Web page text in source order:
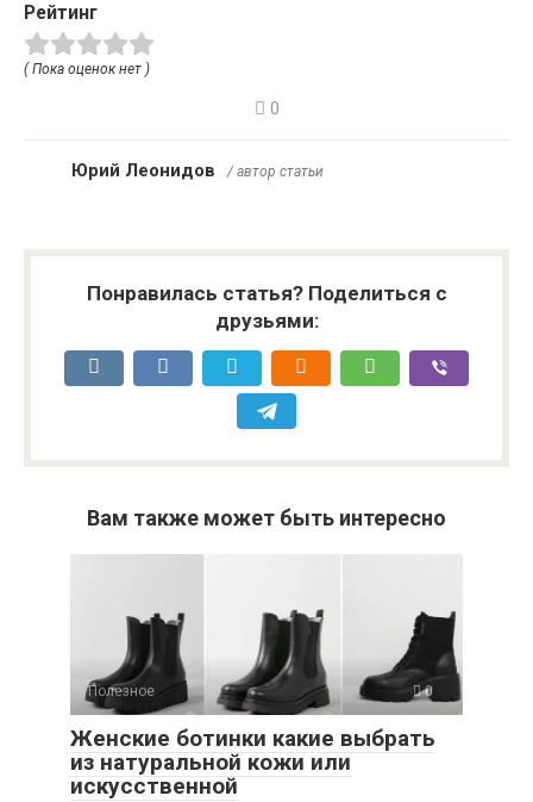
Рейтинг
( Пока оценок нет )
0
Юрий Леонидов / автор статьи
Понравилась статья? Поделиться с
друзьями:
Вам также может быть интересно
Полезное 0
Женские ботинки какие выбрать
из натуральной кожи или
искусственной